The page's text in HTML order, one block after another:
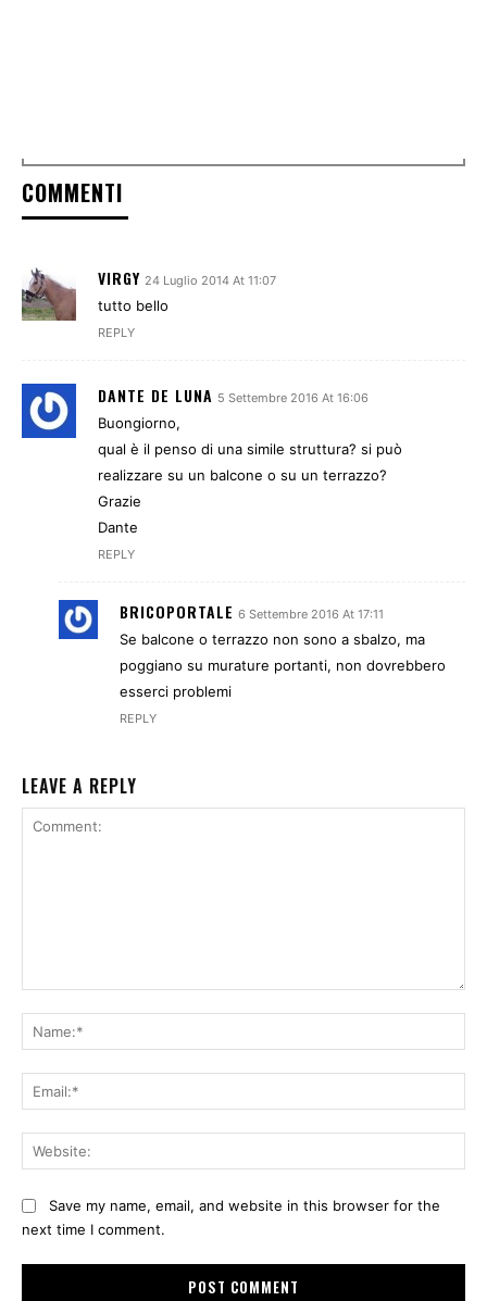
COMMENTI
VIRGY 24 Luglio 2014 At 11:07
tutto bello
REPLY
DANTE DE LUNA 5 Settembre 2016 At 16:06
Buongiorno,
qual è il penso di una simile struttura? si può
realizzare su un balcone o su un terrazzo?
Grazie
Dante
REPLY
BRICOPORTALE 6 Settembre 2016 At 17:11
Se balcone o terrazzo non sono a sbalzo, ma
poggiano su murature portanti, non dovrebbero
esserci problemi
REPLY
LEAVE A REPLY
Save my name, email, and website in this browser for the
next time I comment.